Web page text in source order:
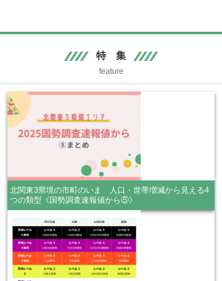
特 集
feature
北関東3県境の市町のいま 人口・世帯増減から見える4
つの類型《国勢調査速報値から⑤》